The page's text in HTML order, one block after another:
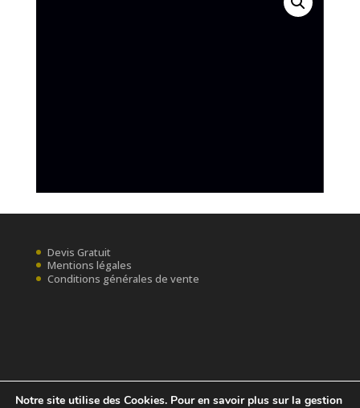
Devis Gratuit
Mentions légales
Conditions générales de vente
Notre site utilise des Cookies. Pour en savoir plus sur la gestion